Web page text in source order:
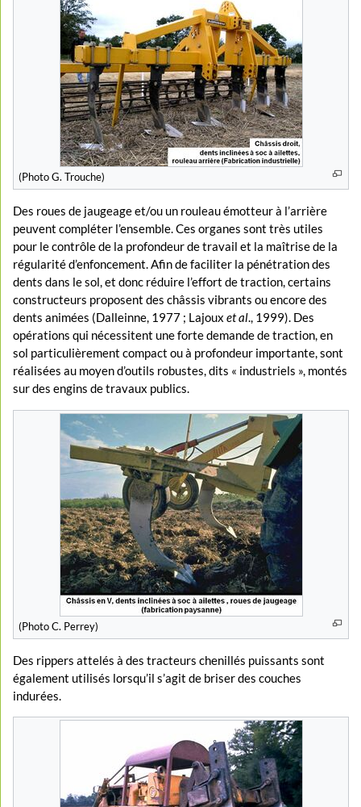
(Photo G. Trouche)
Des roues de jaugeage et/ou un rouleau émotteur à l’arrière
peuvent compléter l’ensemble. Ces organes sont très utiles
pour le contrôle de la profondeur de travail et la maîtrise de la
régularité d’enfoncement. Afin de faciliter la pénétration des
dents dans le sol, et donc réduire l’effort de traction, certains
constructeurs proposent des châssis vibrants ou encore des
dents animées (Dalleinne, 1977 ; Lajouxet al., 1999). Des
opérations qui nécessitent une forte demande de traction, en
sol particulièrement compact ou à profondeur importante, sont
réalisées au moyen d’outils robustes, dits « industriels », montés
sur des engins de travaux publics.
(Photo C. Perrey)
Des rippers attelés à des tracteurs chenillés puissants sont
également utilisés lorsqu’il s’agit de briser des couches
indurées.